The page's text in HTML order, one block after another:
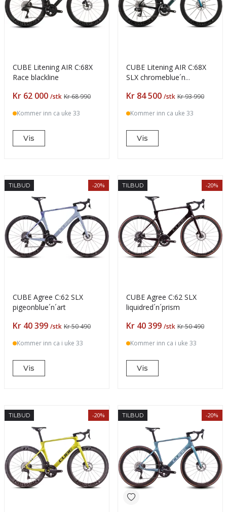
CUBE Litening AIR C:68X
Race blackline
Pris
Kr 62 000 /stk Kr 68 990
Kommer inn ca uke 33
Vis
CUBE Litening AIR C:68X
SLX chromeblue´n
Pris
Kr 84 500 /stk Kr 93 990
Kommer inn ca uke 33
Vis
TILBUD -20%
CUBE Agree C:62 SLX
pigeonblue´n´art
Pris
Kr 40 399 /stk Kr 50 490
Kommer inn ca i uke 33
Vis
TILBUD -20%
CUBE Agree C:62 SLX
liquidred´n´prism
Pris
Kr 40 399 /stk Kr 50 490
Kommer inn ca i uke 33
Vis
TILBUD -20% TILBUD -20%